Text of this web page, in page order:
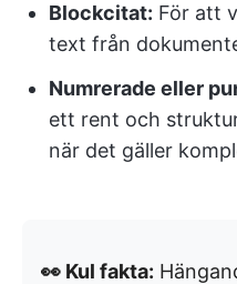
Blockcitat: För att
text från
Numrerade eller
ett rent och
när det gäller
👀 Kul fakta: